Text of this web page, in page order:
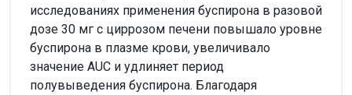
исследованиях применения буспирона в разовой
дозе 30 мг с циррозом печени повышало уровне
буспирона в плазме крови, увеличивало
значение AUC и удлиняет период
полувыведения буспирона. Благодаря